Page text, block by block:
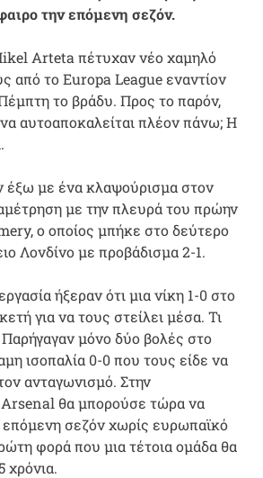
την επόμενη σεζόν.
Arteta πέτυχαν νέο χαμηλό
από το Europa League εναντίον
το βράδυ. Προς το παρόν,
αυτοαποκαλείται πλέον πάνω; Η
έξω με ένα κλαψούρισμα στον
με την πλευρά του πρώην
ο οποίος μπήκε στο δεύτερο
Λονδίνο με προβάδισμα 2-1.
ήξεραν ότι μια νίκη 1-0 στο
για να τους στείλει μέσα. Τι
Παρήγαγαν μόνο δύο βολές στο
ισοπαλία 0-0 που τους είδε να
ανταγωνισμό. Στην
Arsenal θα μπορούσε τώρα να
επόμενη σεζόν χωρίς ευρωπαϊκό
φορά που μια τέτοια ομάδα θα
χρόνια.